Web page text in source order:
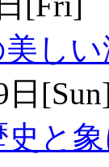
し
日
史と